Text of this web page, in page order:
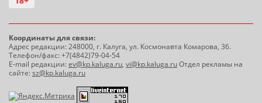
Координаты для связи:
Адрес редакции: 248000, г. Калуга, ул. Космонавта Комарова, 36.
Телефон/факс: +7(4842)79-04-54
E-mail редакции:ev@kp.kaluga.ru, vi@kp.kaluga.ruОтдел рекламы на
сайте:sz@kp.kaluga.ru